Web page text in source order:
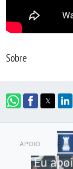
Sobre
APOIO